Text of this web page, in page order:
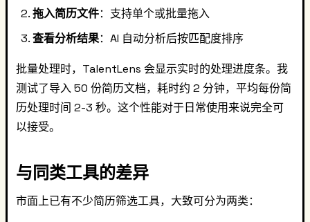
拖入简历文件：支持单个或批量拖入
查看分析结果：AI 自动分析后按匹配度排序
批量处理时，TalentLens 会显示实时的处理进度条。我
测试了导入 50 份简历文档，耗时约 2 分钟，平均每份简
历处理时间 2-3 秒。这个性能对于日常使用来说完全可
以接受。
与同类工具的差异
市面上已有不少简历筛选工具，大致可分为两类：